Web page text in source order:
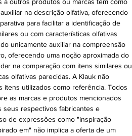
a outros produtos ou marcas têm como
na descrição olfativa, oferecendo
para facilitar a identificação de
ou com características olfativas
unicamente auxiliar na compreensão
oferecendo uma noção aproximada do
na comparação com itens similares ou
olfativas parecidas. A Klauk não
itens utilizados como referência. Todos
as marcas e produtos mencionados
seus respectivos fabricantes e
de expressões como "inspiração
em" não implica a oferta de um